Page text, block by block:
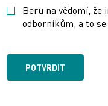
Beru na vědomí,
odborníkům, a to
POTVRDIT